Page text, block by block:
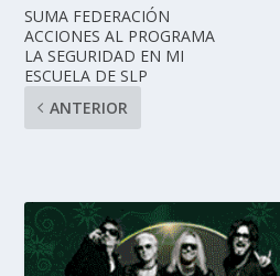
SUMA FEDERACIÓN
ACCIONES AL PROGRAMA
LA SEGURIDAD EN MI
ESCUELA DE SLP
ANTERIOR